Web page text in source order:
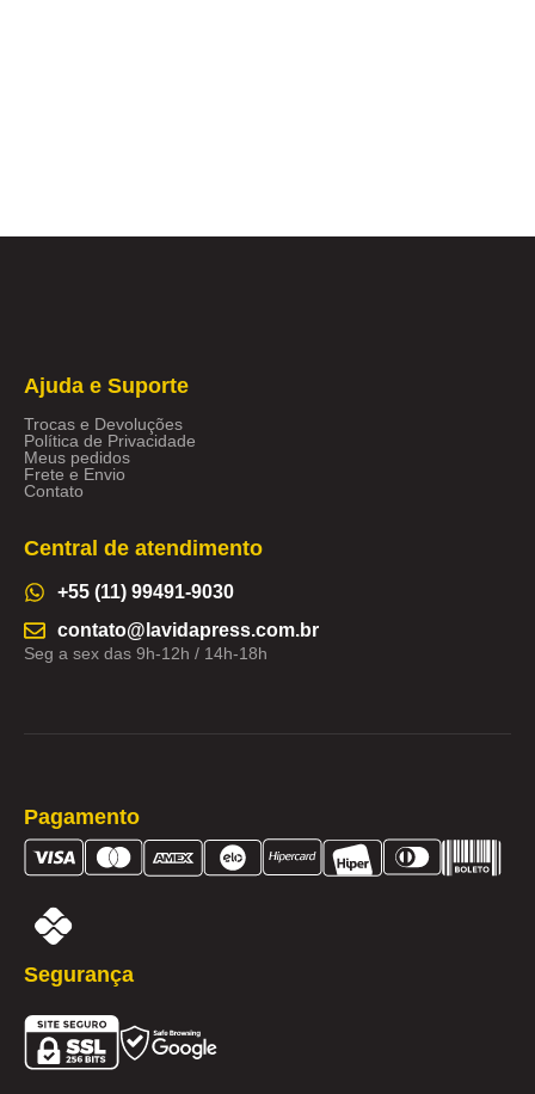
Ajuda e Suporte
Trocas e Devoluções
Política de Privacidade
Meus pedidos
Frete e Envio
Contato
Central de atendimento
+55 (11) 99491-9030
contato@lavidapress.com.br
Seg a sex das 9h-12h / 14h-18h
Pagamento
Segurança